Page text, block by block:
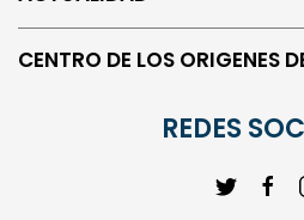
CENTRO DE LOS ORIGENES
REDES